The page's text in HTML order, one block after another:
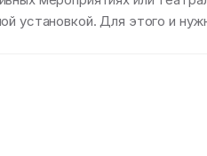
установкой. Для этого и